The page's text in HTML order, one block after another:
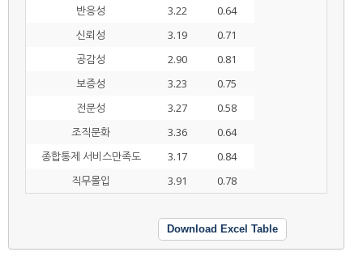
반응성
3.22
0.64
신뢰성
3.19
0.71
공감성
2.90
0.81
보증성
3.23
0.75
전문성
3.27
0.58
조직문화
3.36
0.64
종합통제 서비스만족도
3.17
0.84
직무몰입
3.91 0.78
Download Excel Table